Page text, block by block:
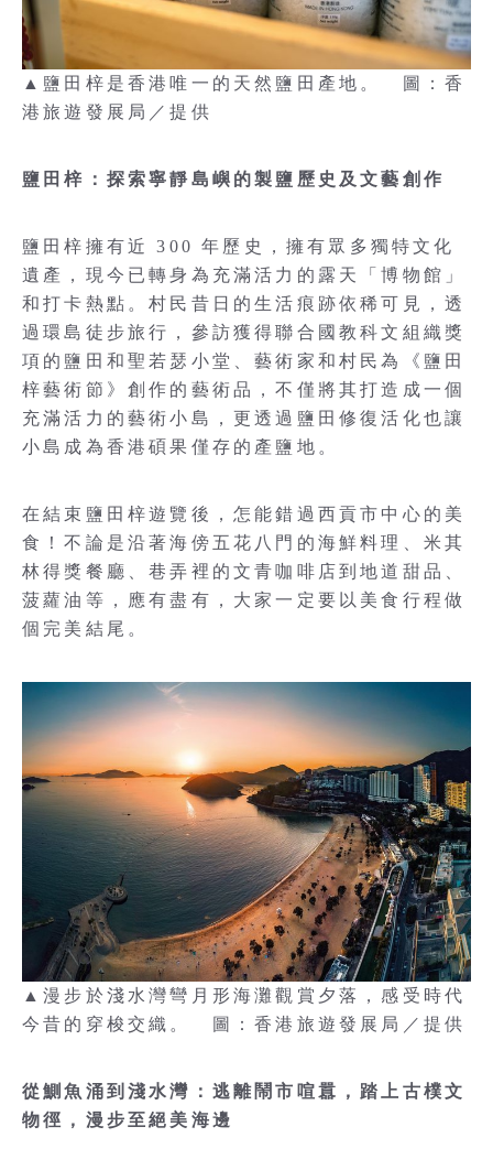
▲鹽田梓是香港唯一的天然鹽田產地。 圖：香
港旅遊發展局／提供
鹽田梓：探索寧靜島嶼的製鹽歷史及文藝創作
鹽田梓擁有近 300 年歷史，擁有眾多獨特文化
遺產，現今已轉身為充滿活力的露天「博物館」
和打卡熱點。村民昔日的生活痕跡依稀可見，透
過環島徒步旅行，參訪獲得聯合國教科文組織獎
項的鹽田和聖若瑟小堂、藝術家和村民為《鹽田
梓藝術節》創作的藝術品，不僅將其打造成一個
充滿活力的藝術小島，更透過鹽田修復活化也讓
小島成為香港碩果僅存的產鹽地。
在結束鹽田梓遊覽後，怎能錯過西貢市中心的美
食！不論是沿著海傍五花八門的海鮮料理、米其
林得獎餐廳、巷弄裡的文青咖啡店到地道甜品、
菠蘿油等，應有盡有，大家一定要以美食行程做
個完美結尾。
▲漫步於淺水灣彎月形海灘觀賞夕落，感受時代
今昔的穿梭交織。 圖：香港旅遊發展局／提供
從鰂魚涌到淺水灣：逃離鬧市喧囂，踏上古樸文
物徑，漫步至絕美海邊